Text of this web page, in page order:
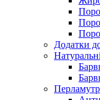
Додатки